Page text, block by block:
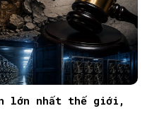
lớn nhất thế giới,